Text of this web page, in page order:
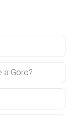
a Goro?